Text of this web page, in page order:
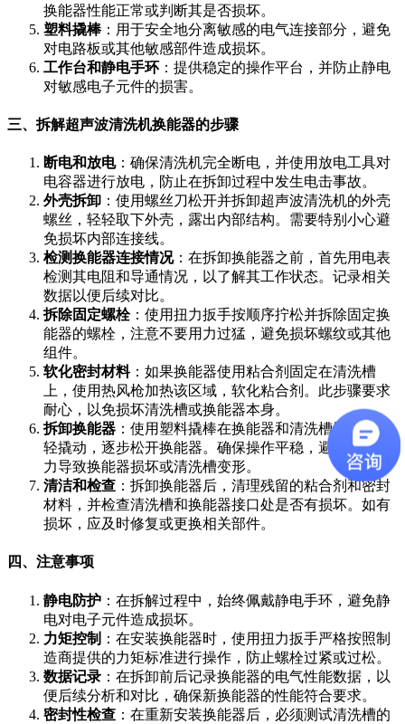
换能器性能正常或判断其是否损坏。
塑料撬棒：用于安全地分离敏感的电气连接部分，避免
对电路板或其他敏感部件造成损坏。
工作台和静电手环 ：提供稳定的操作平台，并防止静电
对敏感电子元件的损害。
三、拆解超声波清洗机换能器的步骤
断电和放电：确保清洗机完全断电，并使用放电工具对
电容器进行放电，防止在拆卸过程中发生电击事故。
外壳拆卸 ：使用螺丝刀松开并拆卸超声波清洗机的外壳
螺丝，轻轻取下外壳，露出内部结构。需要特别小心避
免损坏内部连接线。
检测换能器连接情况：在拆卸换能器之前，首先用电表
检测其电阻和导通情况，以了解其工作状态。记录相关
数据以便后续对比。
拆除固定螺栓：使用扭力扳手按顺序拧松并拆除固定换
能器的螺栓，注意不要用力过猛，避免损坏螺纹或其他
组件。
软化密封材料：如果换能器使用粘合剂固定在清洗槽
上，使用热风枪加热该区域，软化粘合剂。此步骤要求
耐心，以免损坏清洗槽或换能器本身。
拆卸换能器 ：使用塑料撬棒在换能器和清洗槽壁之间轻
轻撬动，逐步松开换能器。确保操作平稳，避免突然用
力导致换能器损坏或清洗槽变形。
清洁和检查 ：拆卸换能器后，清理残留的粘合剂和密封
材料，并检查清洗槽和换能器接口处是否有损坏。如有
损坏，应及时修复或更换相关部件。
四、注意事项
静电防护 ：在拆解过程中，始终佩戴静电手环，避免静
电对电子元件造成损坏。
力矩控制 ：在安装换能器时，使用扭力扳手严格按照制
造商提供的力矩标准进行操作，防止螺栓过紧或过松。
数据记录 ：在拆卸前后记录换能器的电气性能数据，以
便后续分析和对比，确保新换能器的性能符合要求。
密封性检查 ：在重新安装换能器后，必须测试清洗槽的